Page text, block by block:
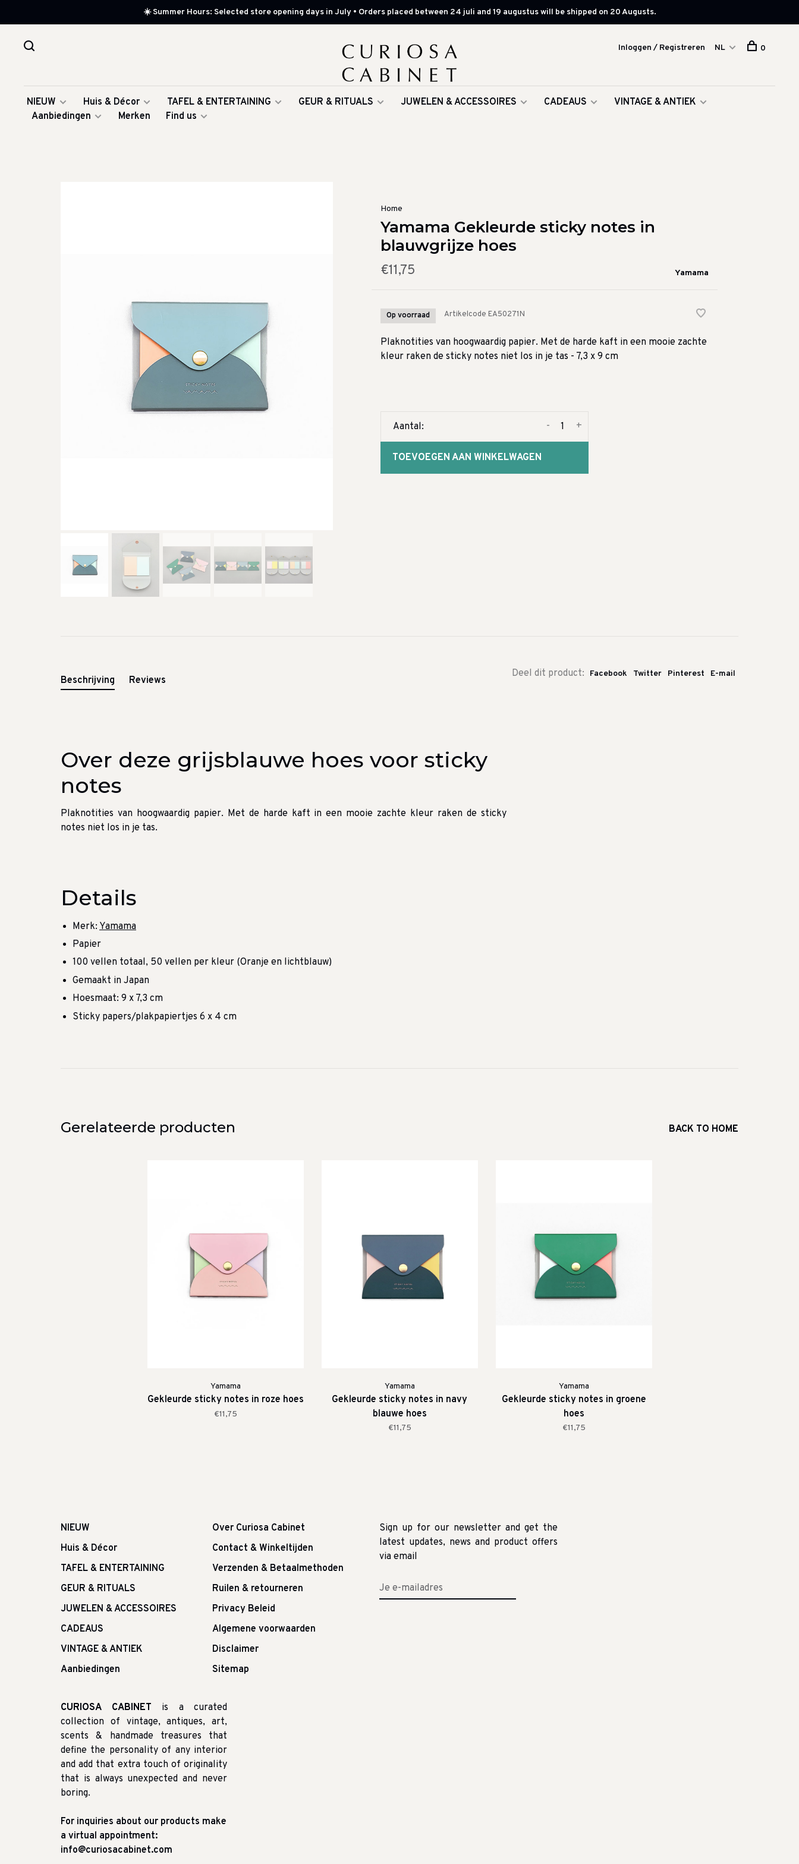
☀️ Summer Hours: Selected store opening days in July • Orders placed between 24 juli and 19 augustus will be shipped on 20 Augusts.
NIEUW Huis & Décor TAFEL & ENTERTAINING GEUR & RITUALS JUWELEN & ACCESSOIRES CADEAUS
VINTAGE & ANTIEK
Aanbiedingen
Merken Find us
Inloggen / Registreren NL 0
Home
Yamama Gekleurde sticky notes in
blauwgrijze hoes
€11,75 Yamama
Op voorraad Artikelcode EA50271N
Plaknotities van hoogwaardig papier. Met de harde kaft in een mooie zachte
kleur raken de sticky notes niet los in je tas - 7,3 x 9 cm
Aantal: +
-
TOEVOEGEN AAN WINKELWAGEN
Deel dit product: Facebook Twitter Pinterest E-mail
Beschrijving Reviews
Over deze grijsblauwe hoes voor sticky
notes
Plaknotities van hoogwaardig papier. Met de harde kaft in een mooie zachte kleur raken de sticky
notes niet los in je tas.
Details
Merk: Yamama
Papier
100 vellen totaal, 50 vellen per kleur (Oranje en lichtblauw)
Gemaakt in Japan
Hoesmaat: 9 x 7,3 cm
Sticky papers/plakpapiertjes 6 x 4 cm
Gerelateerde producten BACK TO HOME
Yamama
Gekleurde sticky notes in roze hoes
€11,75
Yamama
Gekleurde sticky notes in navy
blauwe hoes
€11,75
Yamama
Gekleurde sticky notes in groene
hoes
€11,75
NIEUW
Huis & Décor
TAFEL & ENTERTAINING
GEUR & RITUALS
JUWELEN & ACCESSOIRES
CADEAUS
VINTAGE & ANTIEK
Aanbiedingen
Over Curiosa Cabinet
Contact & Winkeltijden
Verzenden & Betaalmethoden
Ruilen & retourneren
Privacy Beleid
Algemene voorwaarden
Disclaimer
Sitemap
Sign up for our newsletter and get the
latest updates, news and product offers
via email
CURIOSA CABINET is a curated
collection of vintage, antiques, art,
scents & handmade treasures that
define the personality of any interior
and add that extra touch of originality
that is always unexpected and never
boring.
For inquiries about our products make
a virtual appointment:
info@curiosacabinet.com